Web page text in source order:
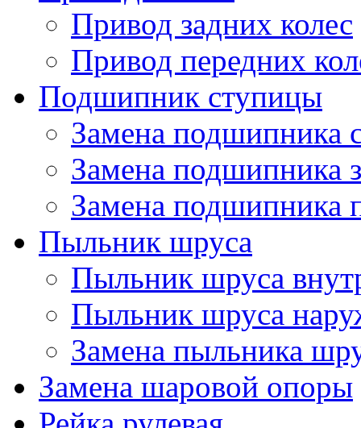
Привод задних колес
Привод передних
Подшипник ступицы
Замена подшипника
Замена подшипника
Замена подшипника
Пыльник шруса
Пыльник шруса
Пыльник шруса
Замена пыльника
Замена шаровой опоры